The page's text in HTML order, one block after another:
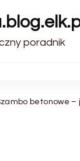
poradnik
betonowe